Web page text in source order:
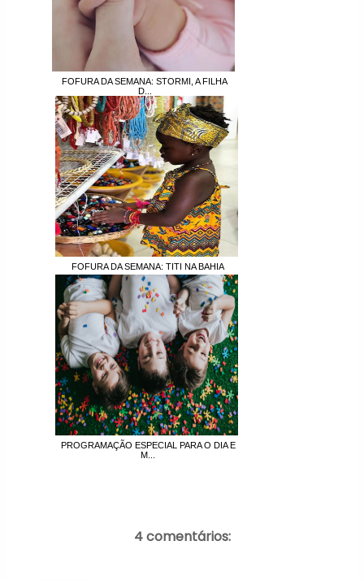
FOFURA DA SEMANA: STORMI, A FILHA
D...
FOFURA DA SEMANA: TITI NA BAHIA
PROGRAMAÇÃO ESPECIAL PARA O DIA E
M...
4 comentários: